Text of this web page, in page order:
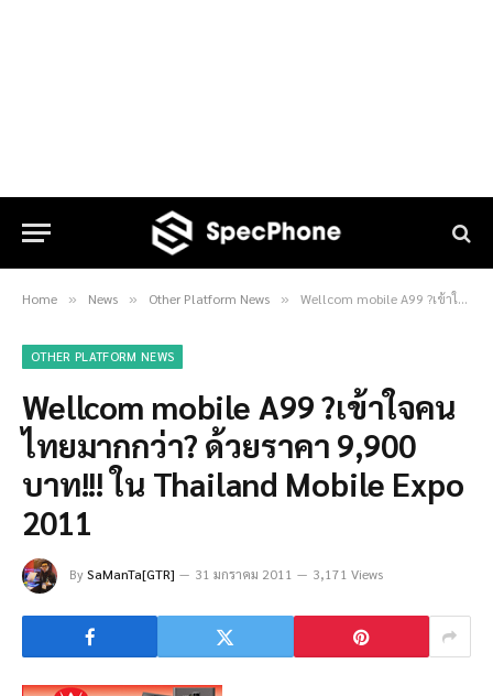
Home » News » Other Platform News » Wellcom mobile A99 ?เข้าใจคนไทยมากกว่า? ด้วยราคา 9,900 บาท!!! ใน Thailand Mobile Expo 2011
OTHER PLATFORM NEWS
Wellcom mobile A99 ?เข้าใจคน
ไทยมากกว่า? ด้วยราคา 9,900
บาท!!! ใน Thailand Mobile Expo
2011
BySaManTa[GTR] 31 มกราคม 2011 3,171 Views